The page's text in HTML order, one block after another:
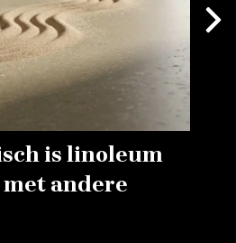
is linoleum
andere
Next